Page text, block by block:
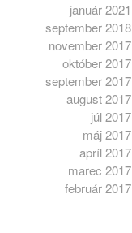
január 2021
september 2018
november 2017
október 2017
september 2017
august 2017
júl 2017
máj 2017
apríl 2017
marec 2017
február 2017